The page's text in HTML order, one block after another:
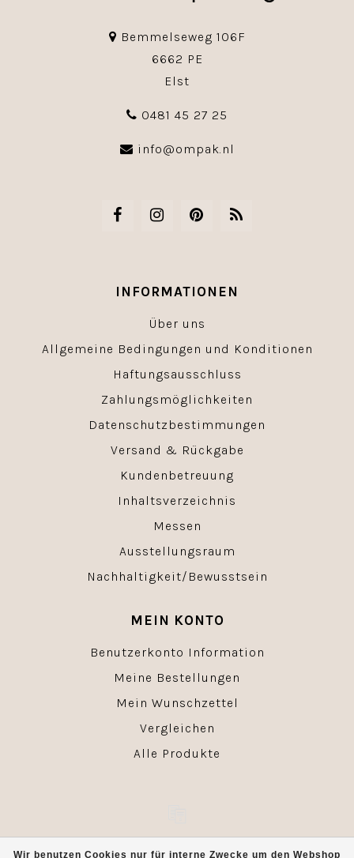
Wir benutzen Cookies nur für interne Zwecke um den Webshop
Bemmelseweg 106F
6662 PE
Elst
0481 45 27 25
info@ompak.nl
INFORMATIONEN
Über uns
Allgemeine Bedingungen und Konditionen
Haftungsausschluss
Zahlungsmöglichkeiten
Datenschutzbestimmungen
Versand & Rückgabe
Kundenbetreuung
Inhaltsverzeichnis
Messen
Ausstellungsraum
Nachhaltigkeit/Bewusstsein
MEIN KONTO
Benutzerkonto Information
Meine Bestellungen
Mein Wunschzettel
Vergleichen
Alle Produkte
© Copyright 2026 - Powered byLightspeed- Theme by